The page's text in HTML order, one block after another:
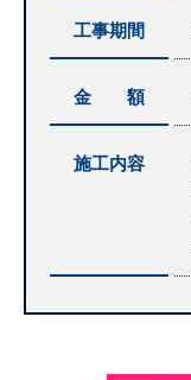
工事期間
金 額
施工内容